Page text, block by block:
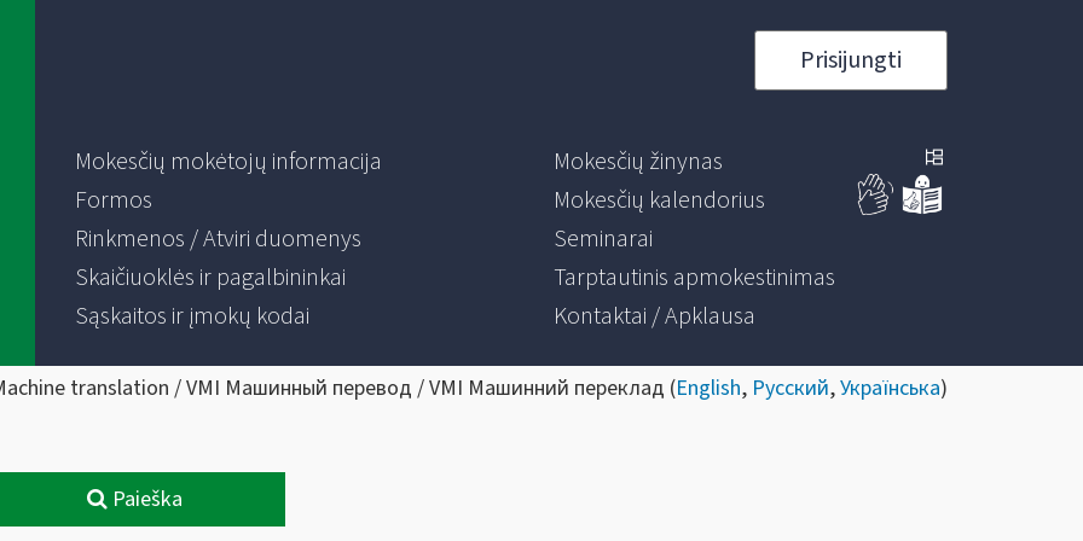
Prisijungti
Mokesčių mokėtojų informacija
Formos
Rinkmenos / Atviri duomenys
Skaičiuoklės ir pagalbininkai
Sąskaitos ir įmokų kodai
Mokesčių žinynas
Mokesčių kalendorius
Seminarai
Tarptautinis apmokestinimas
Kontaktai / Apklausa
translation / VMI Машинный перевод / VMI Машинний переклад (English, Русский,Українська)
Paieška